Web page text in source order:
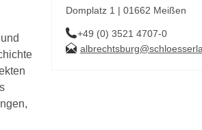
Domplatz 1 | 01662 Meißen
+49 (0) 3521 4707-0